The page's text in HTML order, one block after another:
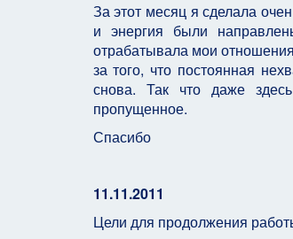
За этот месяц я сделала
и энергия были
отрабатывала мои
за того, что постоянная
снова. Так что даже
пропущенное.
Спасибо
11.11.2011
Цели для продолжения